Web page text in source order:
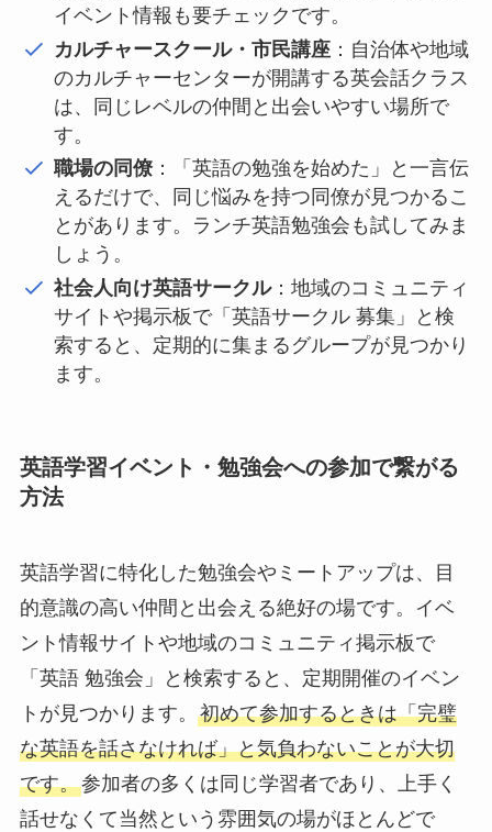
イベント情報も要チェックです。
カルチャースクール・市民講座 ：自治体や地域
のカルチャーセンターが開講する英会話クラス
は、同じレベルの仲間と出会いやすい場所で
す。
職場の同僚：「英語の勉強を始めた」と一言伝
えるだけで、同じ悩みを持つ同僚が見つかるこ
とがあります。ランチ英語勉強会も試してみま
しょう。
社会人向け英語サークル：地域のコミュニティ
サイトや掲示板で「英語サークル 募集」と検
索すると、定期的に集まるグループが見つかり
ます。
英語学習イベント・勉強会への参加で繋がる
方法
英語学習に特化した勉強会やミートアップは、目
的意識の高い仲間と出会える絶好の場です。イベ
ント情報サイトや地域のコミュニティ掲示板で
「英語 勉強会」と検索すると、定期開催のイベン
トが見つかります。 初めて参加するときは「完璧
な英語を話さなければ」と気負わないことが大切
です。参加者の多くは同じ学習者であり、上手く
話せなくて当然という雰囲気の場がほとんどで